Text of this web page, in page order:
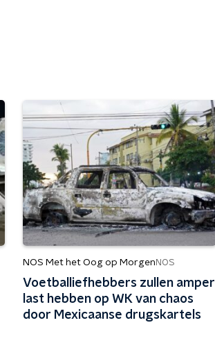
NOS Met het Oog op Morgen NOS
Voetballiefhebbers zullen amper
last hebben op WK van chaos
door Mexicaanse drugskartels